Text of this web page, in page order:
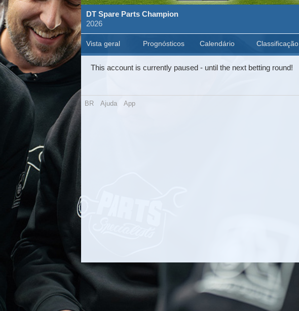
DT Spare Parts Champion
2026
Vista geral Prognósticos Calendário Classificação
This account is currently paused - until the next betting round!
BR Ajuda App